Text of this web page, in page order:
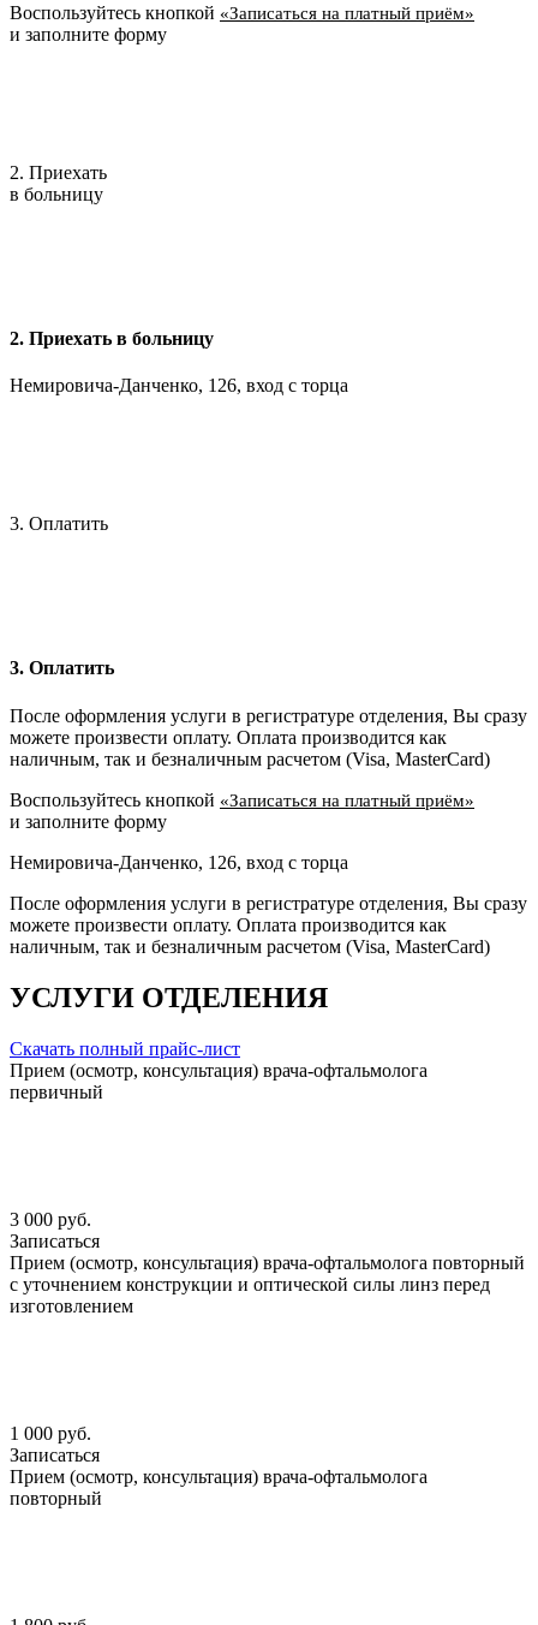
Воспользуйтесь кнопкой «Записаться на платный приём»
и заполните форму
2. Приехать
в больницу
2. Приехать в больницу
Немировича-Данченко, 126, вход с торца
3. Оплатить
3. Оплатить
После оформления услуги в регистратуре отделения, Вы сразу
можете произвести оплату. Оплата производится как
наличным, так и безналичным расчетом (Visa, MasterCard)
Воспользуйтесь кнопкой «Записаться на платный приём»
и заполните форму
Немировича-Данченко, 126, вход с торца
После оформления услуги в регистратуре отделения, Вы сразу
можете произвести оплату. Оплата производится как
наличным, так и безналичным расчетом (Visa, MasterCard)
УСЛУГИ ОТДЕЛЕНИЯ
Скачать полный прайс-лист
Прием (осмотр, консультация) врача-офтальмолога
первичный
3 000 руб.
Записаться
Прием (осмотр, консультация) врача-офтальмолога повторный
с уточнением конструкции и оптической силы линз перед
изготовлением
1 000 руб.
Записаться
Прием (осмотр, консультация) врача-офтальмолога
повторный